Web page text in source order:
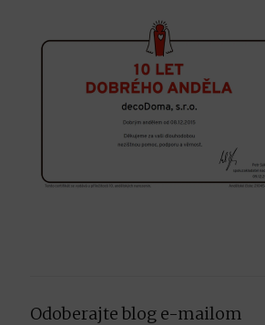
Odoberajte blog e-mailom